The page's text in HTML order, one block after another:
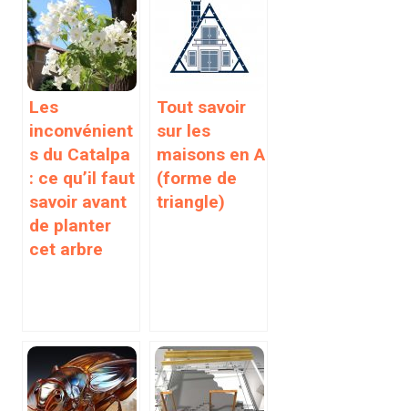
Les
inconvénient
s du Catalpa
: ce qu’il faut
savoir avant
de planter
cet arbre
Tout savoir
sur les
maisons en A
(forme de
triangle)